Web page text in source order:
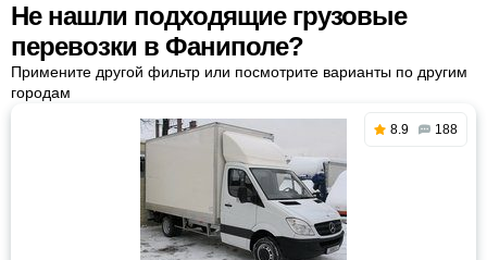
Не нашли подходящие грузовые
перевозки в Фаниполе?
Примените другой фильтр или посмотрите варианты по другим
городам
8.9 188